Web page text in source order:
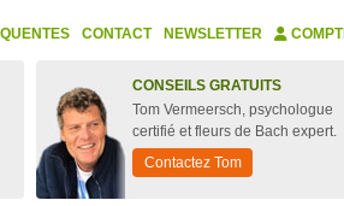
CONTACT NEWSLETTER
CONSEILS GRATUITS
Tom Vermeersch, psychologue
certifié et fleurs de Bach expert.
Contactez Tom